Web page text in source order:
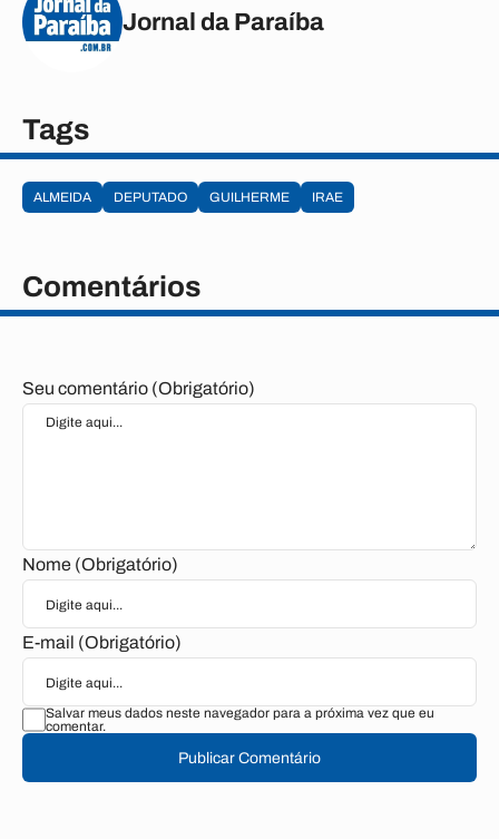
Jornal da Paraíba
Tags
ALMEIDA DEPUTADO GUILHERME IRAE
Comentários
Seu comentário (Obrigatório)
Nome (Obrigatório)
E-mail (Obrigatório)
Salvar meus dados neste navegador para a próxima vez que eu
comentar.
Publicar Comentário